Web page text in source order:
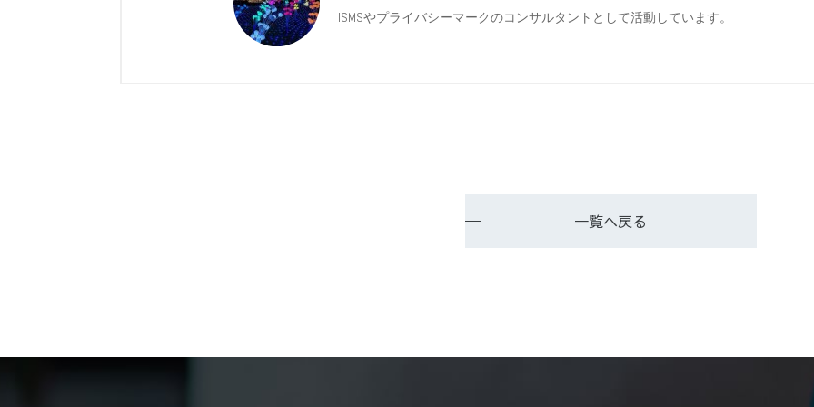
ISMSやプライバシーマークのコンサルタントとして活動しています。
一覧へ戻る